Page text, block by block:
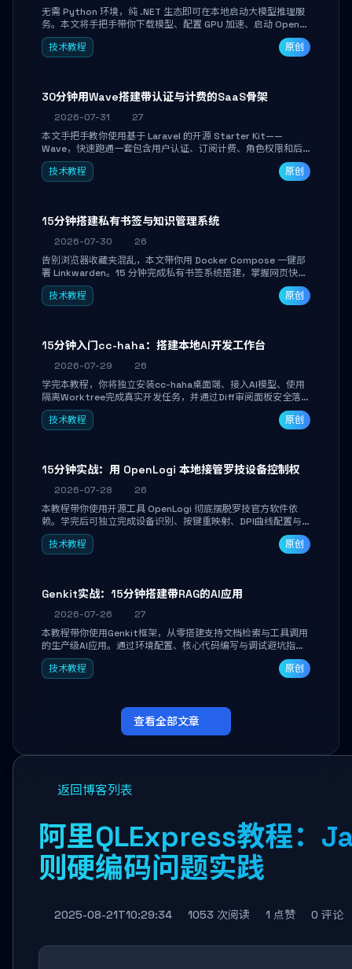
无需 Python 环境，纯 .NET 生态即可在本地启动大模型推理服
务。本文将手把手带你下载模型、配置 GPU 加速、启动 OpenAI
兼容 API，并在 C# 业务代码中无缝调用。数据不出网，零门槛
搞定本地 LLM 部署。
技术教程 原创
30分钟用Wave搭建带认证与计费的SaaS骨架
2026-07-31
27
本文手把手教你使用基于 Laravel 的开源 Starter Kit——
Wave，快速跑通一套包含用户认证、订阅计费、角色权限和后
台管理的完整 SaaS 骨架。附带 Stripe 测试支付对接与自定义
业务页面开发实战，助你省去重复基建时间，将精力聚焦于核心
技术教程 原创
15分钟搭建私有书签与知识管理系统
2026-07-30
26
告别浏览器收藏夹混乱，本文带你用 Docker Compose 一键部
署 Linkwarden。15 分钟完成私有书签系统搭建，掌握网页快照
归档、高亮批注、分类管理与全文搜索。适合开发者与知识工作
者打造个人知识库，资料统一归档，随时检索。
技术教程 原创
15分钟入门cc-haha：搭建本地AI开发工作台
2026-07-29
26
学完本教程，你将独立安装cc-haha桌面端、接入AI模型、使用
隔离Worktree完成真实开发任务，并通过Diff审阅面板安全落地
AI代码改写。告别终端黑盒操作，让AI在沙箱环境中工作，你只
做审阅和决策。
技术教程 原创
15分钟实战：用 OpenLogi 本地接管罗技设备控制权
2026-07-28
26
本教程带你使用开源工具 OpenLogi 彻底摆脱罗技官方软件依
赖。学完后可独立完成设备识别、按键重映射、DPI曲线配置与
SmartShift调节，实现完全离线控制，保护隐私并释放硬件性
能。
技术教程 原创
Genkit实战：15分钟搭建带RAG的AI应用
2026-07-26
27
本教程带你使用Genkit框架，从零搭建支持文档检索与工具调用
的生产级AI应用。通过环境配置、核心代码编写与调试避坑指
南，学完即可掌握多模型切换、RAG管道构建及函数调用注册，
独立开发高效AI智能体。
技术教程 原创
查看全部文章
返回博客列表
阿里QLExpress教程：
则硬编码问题实践
2025-08-21T10:29:34 1053 次阅读 1 点赞 0 评论